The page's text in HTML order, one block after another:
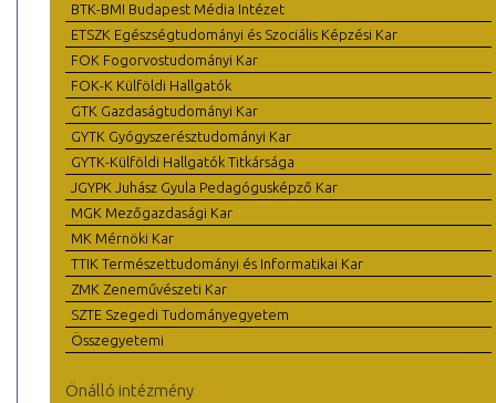
BTK-BMI Budapest Média Intézet
ETSZK Egészségtudományi és Szociális Képzési Kar
FOK Fogorvostudományi Kar
FOK-K Külföldi Hallgatók
GTK Gazdaságtudományi Kar
GYTK Gyógyszerésztudományi Kar
GYTK-Külföldi Hallgatók Titkársága
JGYPK Juhász Gyula Pedagógusképző Kar
MGK Mezőgazdasági Kar
MK Mérnöki Kar
TTIK Természettudományi és Informatikai Kar
ZMK Zeneművészeti Kar
SZTE Szegedi Tudományegyetem
Összegyetemi
Önálló intézmény